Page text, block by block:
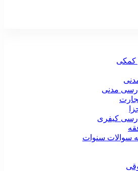
کمکی
مدنی
کیفری
سوالات سنوات